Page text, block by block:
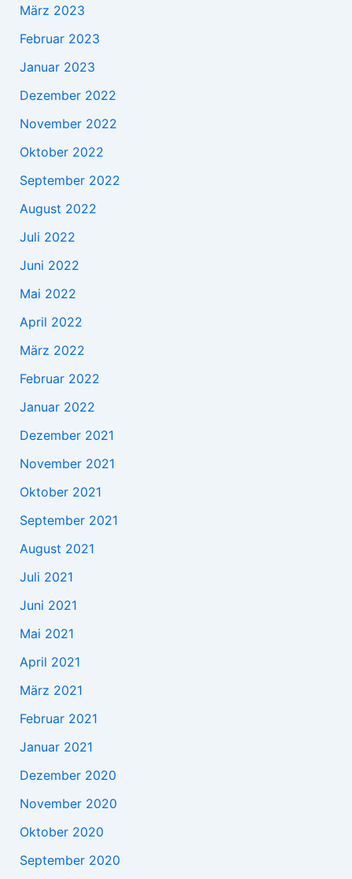
März 2023
Februar 2023
Januar 2023
Dezember 2022
November 2022
Oktober 2022
September 2022
August 2022
Juli 2022
Juni 2022
Mai 2022
April 2022
März 2022
Februar 2022
Januar 2022
Dezember 2021
November 2021
Oktober 2021
September 2021
August 2021
Juli 2021
Juni 2021
Mai 2021
April 2021
März 2021
Februar 2021
Januar 2021
Dezember 2020
November 2020
Oktober 2020
September 2020